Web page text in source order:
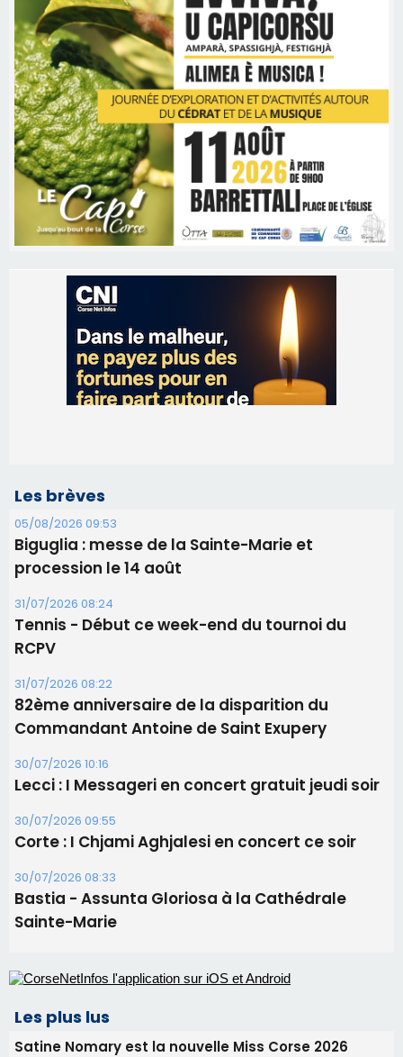
Les brèves
05/08/2026 09:53
Biguglia : messe de la Sainte-Marie et
procession le 14 août
31/07/2026 08:24
Tennis - Début ce week-end du tournoi du
RCPV
31/07/2026 08:22
82ème anniversaire de la disparition du
Commandant Antoine de Saint Exupery
30/07/2026 10:16
Lecci : I Messageri en concert gratuit jeudi soir
30/07/2026 09:55
Corte : I Chjami Aghjalesi en concert ce soir
30/07/2026 08:33
Bastia - Assunta Gloriosa à la Cathédrale
Sainte-Marie
Les plus lus
Satine Nomary est la nouvelle Miss Corse 2026